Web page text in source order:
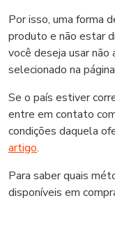
Por isso, uma forma
produto e não estar
você deseja usar não
selecionado na
Se o país estiver
entre em contato
condições daquela
artigo.
Para saber quais
disponíveis em